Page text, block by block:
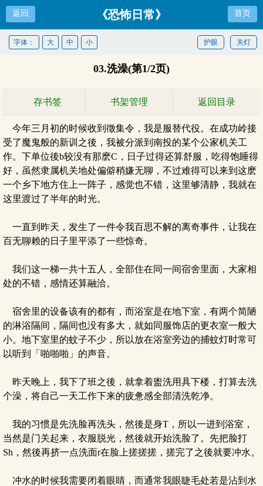
返回 《恐怖日常》 首页
关灯
护眼
字体： 大 中 小
03.洗澡(第1/2页)
存书签 书架管理 返回目录
今年三月初的时候收到徵集令，我是服替代役。在成功岭接
受了魔鬼般的新训之後，我被分派到南投的某个公家机关工
作。下单位後b较没有那麽C，日子过得还算舒服，吃得饱睡得
好，虽然隶属机关地处偏僻稍嫌无聊，不过难得可以来到这麽
一个乡下地方住上一阵子，感觉也不错，这里够清静，我就在
这里渡过了半年的时光。
一直到昨天，发生了一件令我百思不解的离奇事件，让我在
百无聊赖的日子里平添了一些惊奇。
我们这一梯一共十五人，全部住在同一间宿舍里面，大家相
处的不错，感情还算融洽。
宿舍里的设备该有的都有，而浴室是在地下室，有两个简陋
的淋浴隔间，隔间也没有多大，就如同服饰店的更衣室一般大
小。地下室里的蚊子不少，所以放在浴室旁边的捕蚊灯时常可
以听到「啪啪啪」的声音。
昨天晚上，我下了班之後，就拿着盥洗用具下楼，打算去洗
个澡，将自己一天工作下来的疲惫感全部清洗乾净。
我的习惯是先洗脸再洗头，然後是身T，所以一进到浴室，
当然是门关起来，衣服脱光，然後就开始洗脸了。先把脸打
Sh，然後再挤一点洗面r在脸上搓搓搓，搓完了之後就要冲水。
冲水的时候我需要闭着眼睛，而通常我眼睫毛处若是沾到水